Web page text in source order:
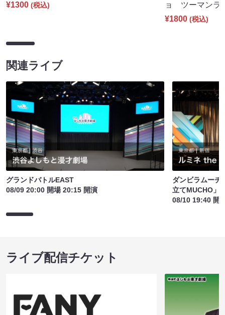
¥1300 (税込)
ョ ツーマンラ
¥1800 (税込)
関連ライブ
グランドバトルEAST
08/09 20:00 開場 20:15 開演
ダンビラムーチ
立てMUCHO」
08/10 19:40 開
ライブ配信チケット